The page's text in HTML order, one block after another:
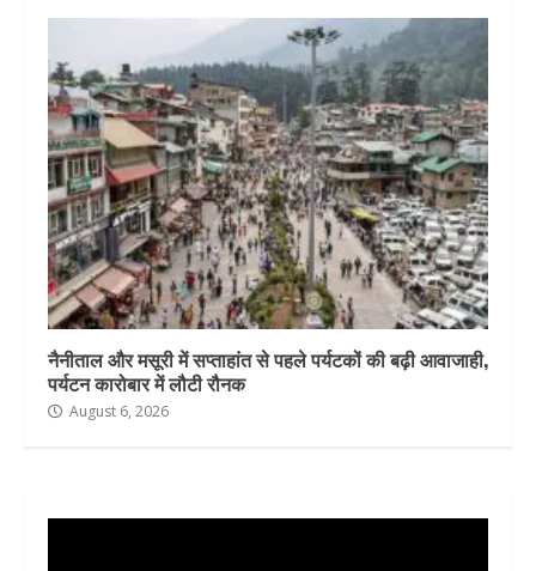
नैनीताल और मसूरी में सप्ताहांत से पहले पर्यटकों की बढ़ी आवाजाही,
पर्यटन कारोबार में लौटी रौनक
August 6, 2026